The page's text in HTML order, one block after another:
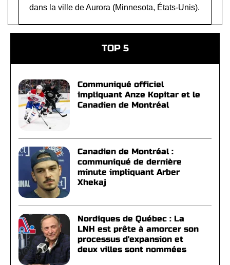
dans la ville de Aurora (Minnesota, États-Unis).
TOP 5
Communiqué officiel
impliquant Anze Kopitar et le
Canadien de Montréal
Canadien de Montréal :
communiqué de dernière
minute impliquant Arber
Xhekaj
Nordiques de Québec : La
LNH est prête à amorcer son
processus d'expansion et
deux villes sont nommées